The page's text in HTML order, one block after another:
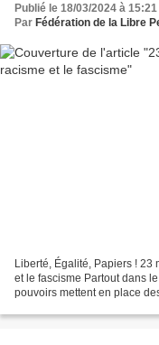
Publié le 18/03/2024 à 15:21
Par Fédération de la Libre
Liberté, Égalité, Papiers !
et le fascisme Partout dans
pouvoirs mettent en place